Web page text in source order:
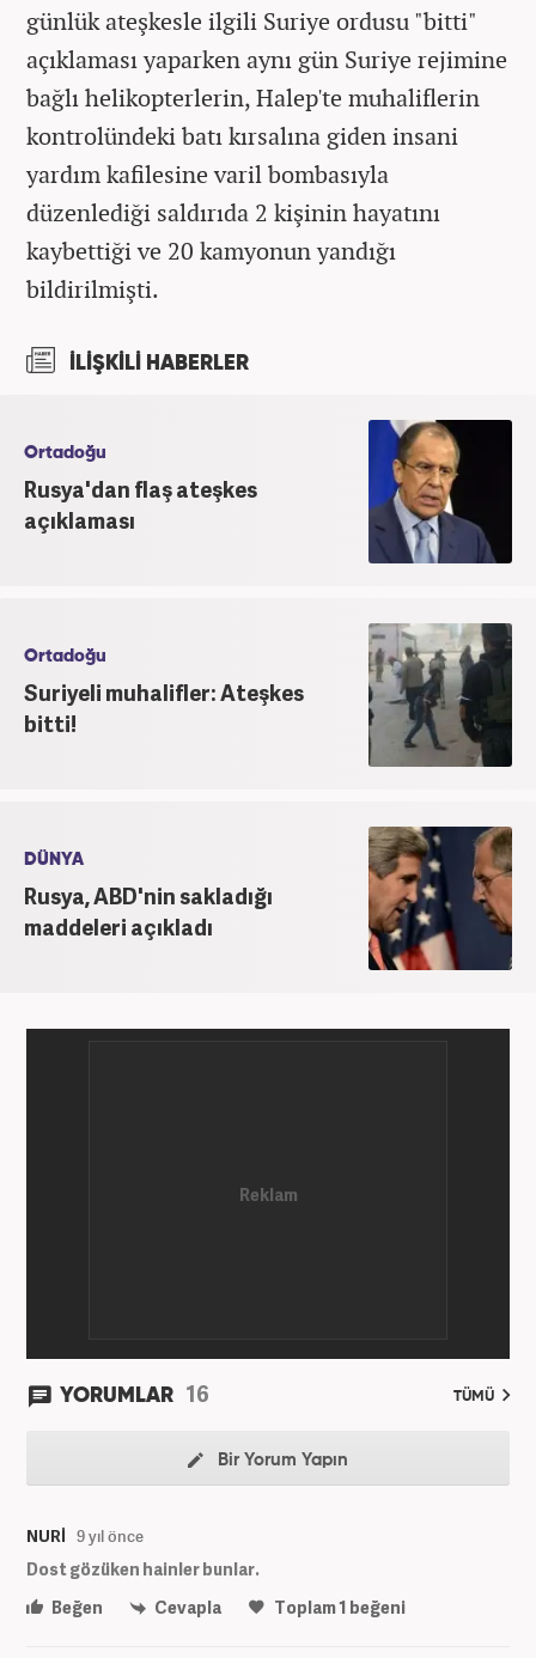
günlük ateşkesle ilgili Suriye ordusu "bitti"
açıklaması yaparken aynı gün Suriye rejimine
bağlı helikopterlerin, Halep'te muhaliflerin
kontrolündeki batı kırsalına giden insani
yardım kafilesine varil bombasıyla
düzenlediği saldırıda 2 kişinin hayatını
kaybettiği ve 20 kamyonun yandığı
bildirilmişti.
İLİŞKİLİ HABERLER
Ortadoğu
Rusya'dan flaş ateşkes
açıklaması
Ortadoğu
Suriyeli muhalifler: Ateşkes
bitti!
DÜNYA
Rusya, ABD'nin sakladığı
maddeleri açıkladı
YORUMLAR 16 TÜMÜ
Bir Yorum Yapın
NURİ 9 yıl önce
Dost gözüken hainler bunlar.
Beğen
Cevapla Toplam1 beğeni